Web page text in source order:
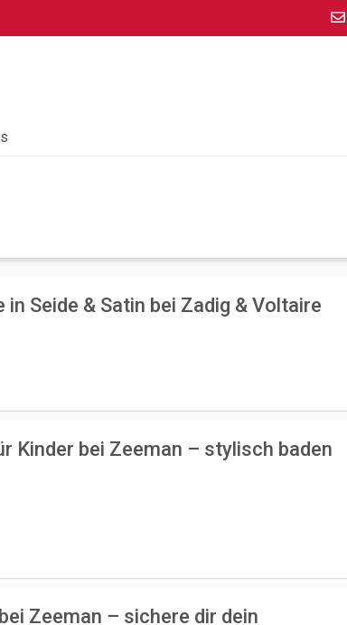
Seide & Satin bei Zadig & Voltaire
Kinder bei Zeeman – stylisch baden
Zeeman – sichere dir dein